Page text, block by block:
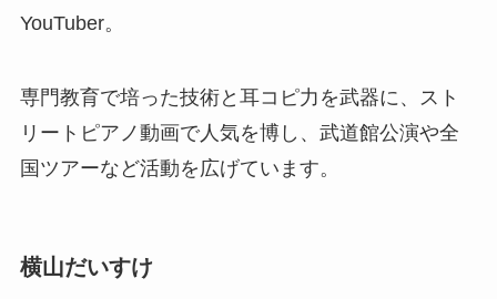
YouTuber。
専門教育で培った技術と耳コピ力を武器に、スト
リートピアノ動画で人気を博し、武道館公演や全
国ツアーなど活動を広げています。
横山だいすけ